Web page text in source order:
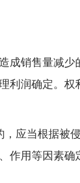
销售量减少
利润确定。权
应当根据被
作用等因素确